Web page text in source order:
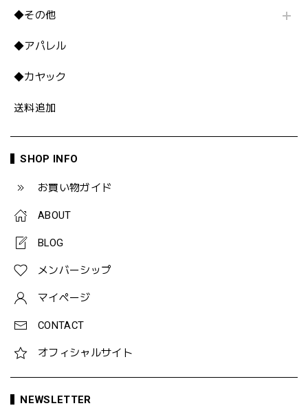
◆その他
◆アパレル
◆カヤック
送料追加
SHOP INFO
お買い物ガイド
ABOUT
BLOG
メンバーシップ
マイページ
CONTACT
オフィシャルサイト
NEWSLETTER